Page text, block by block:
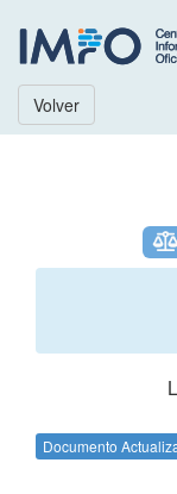
Volver
Documento